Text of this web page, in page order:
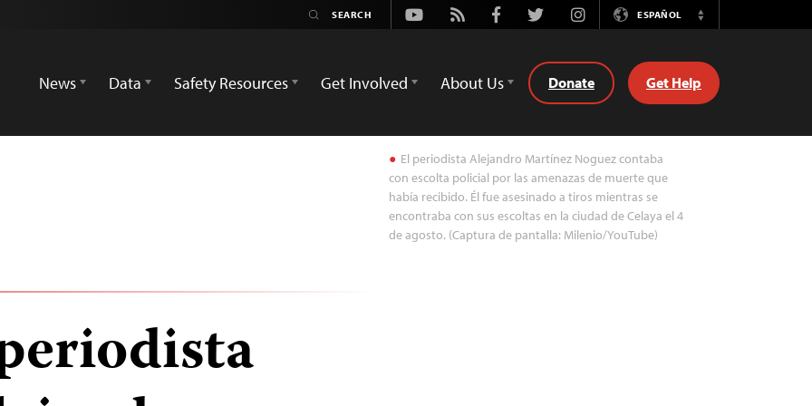
Youtube
Rss FacebookTwitterInstagramESPAÑOL
Switch
News
Data Safety Resources Get Involved About Us Donate Get Help
El periodista Alejandro Martínez Noguez contaba
con escolta policial por las amenazas de muerte que
había recibido. Él fue asesinado a tiros mientras se
encontraba con sus escoltas en la ciudad de Celaya el 4
de agosto. (Captura de pantalla: Milenio/YouTube)